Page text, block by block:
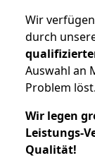
Wir
durch
Auswahl an
Problem löst.
Wir legen
Leistungs-
Qualität!